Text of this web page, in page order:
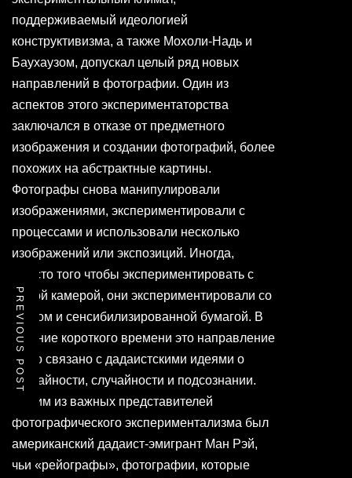
поддерживаемый идеологией
конструктивизма, а также Мохоли-Надь и
Баухаузом, допускал целый ряд новых
направлений в фотографии. Один из
аспектов этого экспериментаторства
заключался в отказе от предметного
изображения и создании фотографий, более
похожих на абстрактные картины.
Фотографы снова манипулировали
изображениями, экспериментировали с
процессами и использовали несколько
изображений или экспозиций. Иногда,
вместо того чтобы экспериментировать с
самой камерой, они экспериментировали со
светом и сенсибилизированной бумагой. В
течение короткого времени это направление
было связано с дадаистскими идеями о
случайности, случайности и подсознании.
Одним из важных представителей
фотографического экспериментализма был
американский дадаист-эмигрант Ман Рэй,
чьи «рейографы», фотографии, которые
PREVIOUS POST